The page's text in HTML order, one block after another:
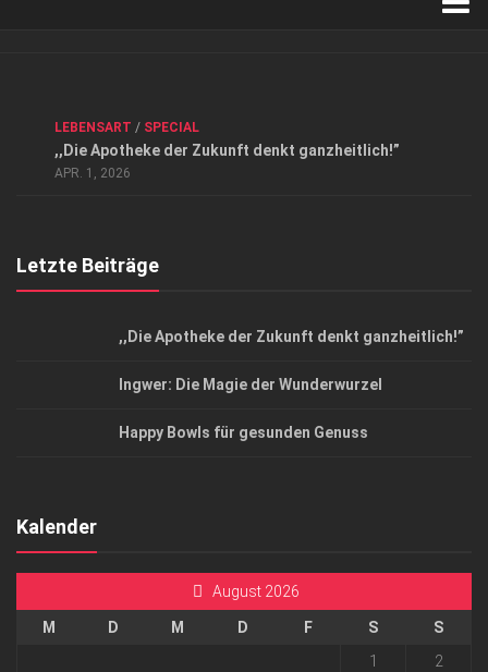
Datenschutzerklärung
Top Magazin Dresden / Ostsachsen
LEBENSART / SPECIAL
,,Die Apotheke der Zukunft denkt ganzheitlich!”
APR. 1, 2026
Letzte Beiträge
,,Die Apotheke der Zukunft denkt ganzheitlich!”
Ingwer: Die Magie der Wunderwurzel
Happy Bowls für gesunden Genuss
Kalender
August 2026
M D M D F S
S
1
2